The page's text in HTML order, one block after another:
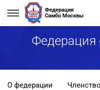
Федерация
Самбо Москвы
О федерации Членство